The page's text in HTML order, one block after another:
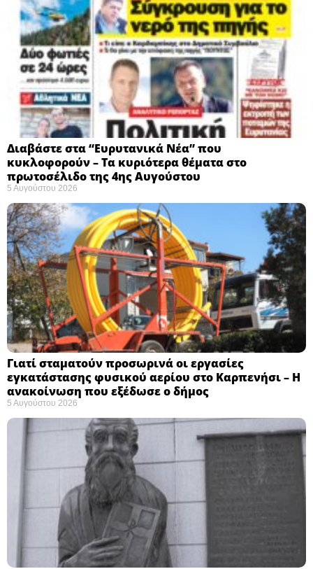
Διαβάστε στα “Ευρυτανικά Νέα” που
κυκλοφορούν – Τα κυριότερα θέματα στο
πρωτοσέλιδο της 4ης Αυγούστου
5 Αυγούστου 2026
Γιατί σταματούν προσωρινά οι εργασίες
εγκατάστασης φυσικού αερίου στο Καρπενήσι – Η
ανακοίνωση που εξέδωσε ο δήμος
5 Αυγούστου 2026